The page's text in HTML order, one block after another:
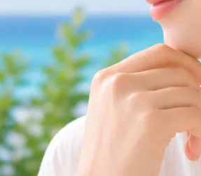
9月
2026.10
火 水 木 金
1 2 3
8 9 10
10月
6 7